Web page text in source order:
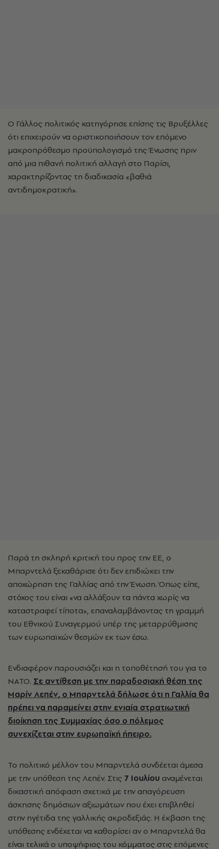
Ο Γάλλος πολιτικός κατηγόρησε επίσης τις Βρυξέλλες
ότι επιχειρούν να οριστικοποιήσουν τον επόμενο
μακροπρόθεσμο προϋπολογισμό της Ένωσης πριν
από μια πιθανή πολιτική αλλαγή στο Παρίσι,
χαρακτηρίζοντας τη διαδικασία «βαθιά
αντιδημοκρατική».
Παρά τη σκληρή κριτική του προς την ΕΕ, ο
Μπαρντελά ξεκαθάρισε ότι δεν επιδιώκει την
αποχώρηση της Γαλλίας από την Ένωση. Όπως είπε,
στόχος του είναι «να αλλάξουν τα πάντα χωρίς να
καταστραφεί τίποτα», επαναλαμβάνοντας τη γραμμή
του Εθνικού Συναγερμού υπέρ της μεταρρύθμισης
των ευρωπαϊκών θεσμών εκ των έσω.
Ενδιαφέρον παρουσιάζει και η τοποθέτησή του για το
ΝΑΤΟ. Σε αντίθεση με την παραδοσιακή θέση της
Μαρίν Λεπέν, ο Μπαρντελά δήλωσε ότι η Γαλλία θα
πρέπει να παραμείνει στην ενιαία στρατιωτική
διοίκηση της Συμμαχίας όσο ο πόλεμος
συνεχίζεται στην ευρωπαϊκή ήπειρο.
Το πολιτικό μέλλον του Μπαρντελά συνδέεται άμεσα
με την υπόθεση της Λεπέν. Στις 7 Ιουλίου αναμένεται
δικαστική απόφαση σχετικά με την απαγόρευση
άσκησης δημόσιων αξιωμάτων που έχει επιβληθεί
στην ηγέτιδα της γαλλικής ακροδεξιάς. Η έκβαση της
υπόθεσης ενδέχεται να καθορίσει αν ο Μπαρντελά θα
είναι τελικά ο υποψήφιος του κόμματος στις επόμενες